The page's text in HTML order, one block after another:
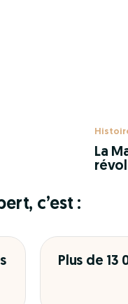
La
c’est :
Plus de 13